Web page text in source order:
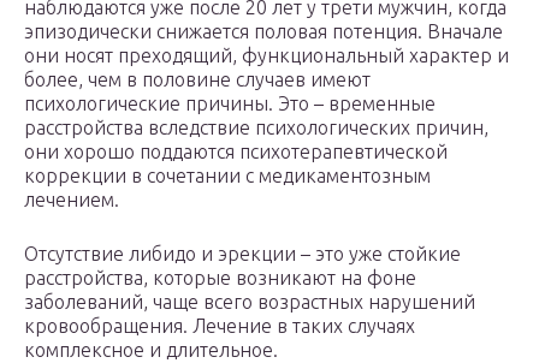
наблюдаются уже после 20 лет у трети мужчин, когда
эпизодически снижается половая потенция. Вначале
они носят преходящий, функциональный характер и
более, чем в половине случаев имеют
психологические причины. Это – временные
расстройства вследствие психологических причин,
они хорошо поддаются психотерапевтической
коррекции в сочетании с медикаментозным
лечением.
Отсутствие либидо и эрекции – это уже стойкие
расстройства, которые возникают на фоне
заболеваний, чаще всего возрастных нарушений
кровообращения. Лечение в таких случаях
комплексное и длительное.